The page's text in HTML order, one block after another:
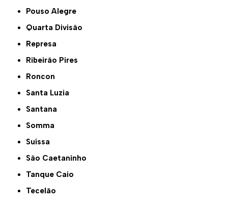
Pouso Alegre
Quarta Divisão
Represa
Ribeirão Pires
Roncon
Santa Luzia
Santana
Somma
Suíssa
São Caetaninho
Tanque Caio
Tecelão